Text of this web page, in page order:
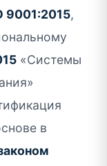
9001:2015,
«Системы
в